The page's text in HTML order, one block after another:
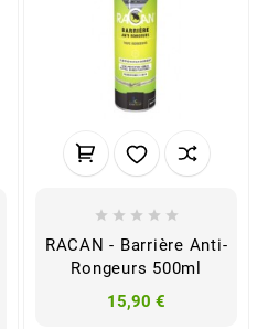
    
RACAN - Barrière Anti-
Rongeurs 500ml
15,90 €